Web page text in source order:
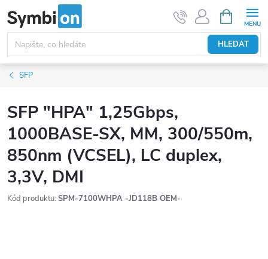
na
obsah
HLEDAT
NÁKUPNÍ
KOŠÍK
SFP
SFP "HPA" 1,25Gbps,
1000BASE-SX, MM, 300/550m,
850nm (VCSEL), LC duplex,
3,3V, DMI
Kód produktu: SPM-7100WHPA -JD118B OEM-